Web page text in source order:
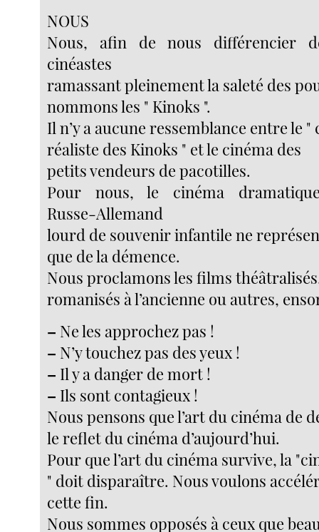
NOUS
Nous, afin de nous différencier
cinéastes
ramassant pleinement la saleté des
nommons les " Kinoks ".
Il n’y a aucune ressemblance entre le "
réaliste des Kinoks " et le cinéma des
petits vendeurs de pacotilles.
Pour nous, le cinéma
Russe-Allemand
lourd de souvenir infantile ne
que de la démence.
Nous proclamons les films
romanisés à l’ancienne ou autres,
– Ne les approchez pas !
– N’y touchez pas des yeux !
– Il y a danger de mort !
– Ils sont contagieux !
Nous pensons que l’art du cinéma de
le reflet du cinéma d’aujourd’hui.
Pour que l’art du cinéma survive, la
" doit disparaître. Nous voulons
cette fin.
Nous sommes opposés à ceux que